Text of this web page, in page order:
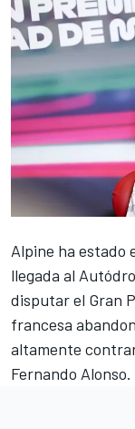
Alpine ha estado
llegada al
disputar el Gran
francesa
altamente
Fernando Alonso.